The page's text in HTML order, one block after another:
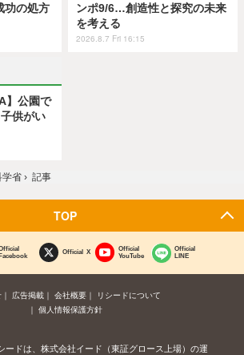
功の処方
ンポ9/6…創造性と探究の未来
を考える
2026.8.7 Fri 16:15
】公園で
供がい
学省 › 記事
TOP
Official X
Official
YouTube
Official
LINE
広告掲載 会社概要
リシードについて
個人情報保護方針
ードは、株式会社イード（東証グロース上場）の運